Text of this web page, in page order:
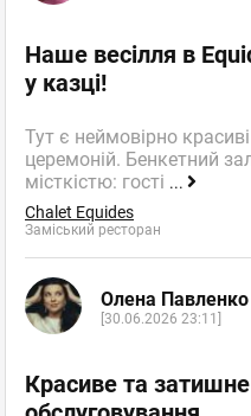
Наше весілля в
у казці!
Тут є неймовірно
церемоній. Бенкетний
місткістю: гості ...
Chalet Equides
Заміський ресторан
Олена Павленко
[30.06.2026 23:11]
Красиве та